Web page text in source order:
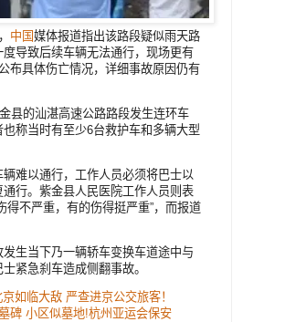
中国媒体报道指出该路段疑似雨天路
导致后续车辆无法通行，现场更有
布具体伤亡情况，详细事故原因仍有
县的汕湛高速公路路段发生连环车
称当时有至少6台救护车和多辆大型
难以通行，工作人员必须将巴士以
行。紫金县人民医院工作人员则表
不严重，有的伤得挺严重”，而报道
生当下乃一辆轿车变换车道途中与
紧急刹车造成侧翻事故。
如临大敌 严查进京公交旅客！
碑 小区似墓地!杭州亚运会保安